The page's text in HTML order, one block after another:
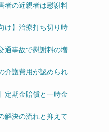
者の近親者は慰謝料
け】治療打ち切り時
通事故で慰謝料の増
介護費用が認められ
定期金賠償と一時金
解決の流れと抑えて